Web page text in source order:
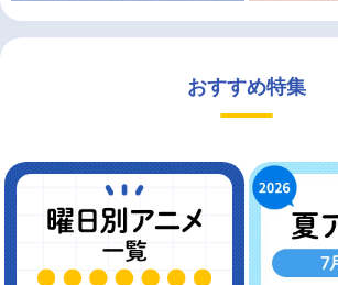
おすすめ特集